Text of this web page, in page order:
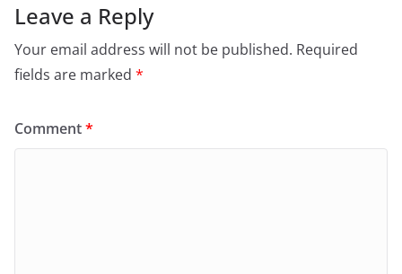
Leave a Reply
Your email address will not be published. Required
fields are marked *
Comment*